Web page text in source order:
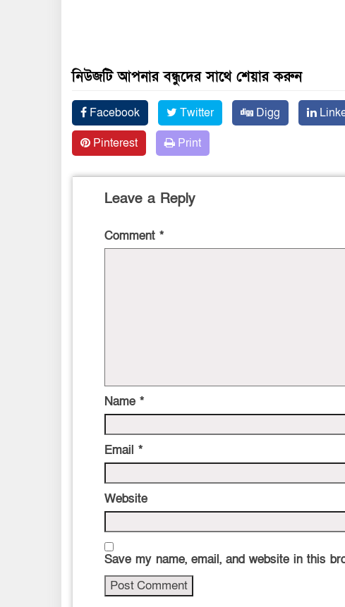
নিউজটি আপনার বন্ধুদের সাথে শেয়ার করুন
Facebook Twitter Digg
Pinterest
Print
Leave a Reply
Comment *
Name *
Email *
Website
Save my name, email, and website in this